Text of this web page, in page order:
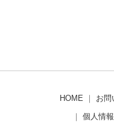
HOME ｜ お問
｜ 個人情